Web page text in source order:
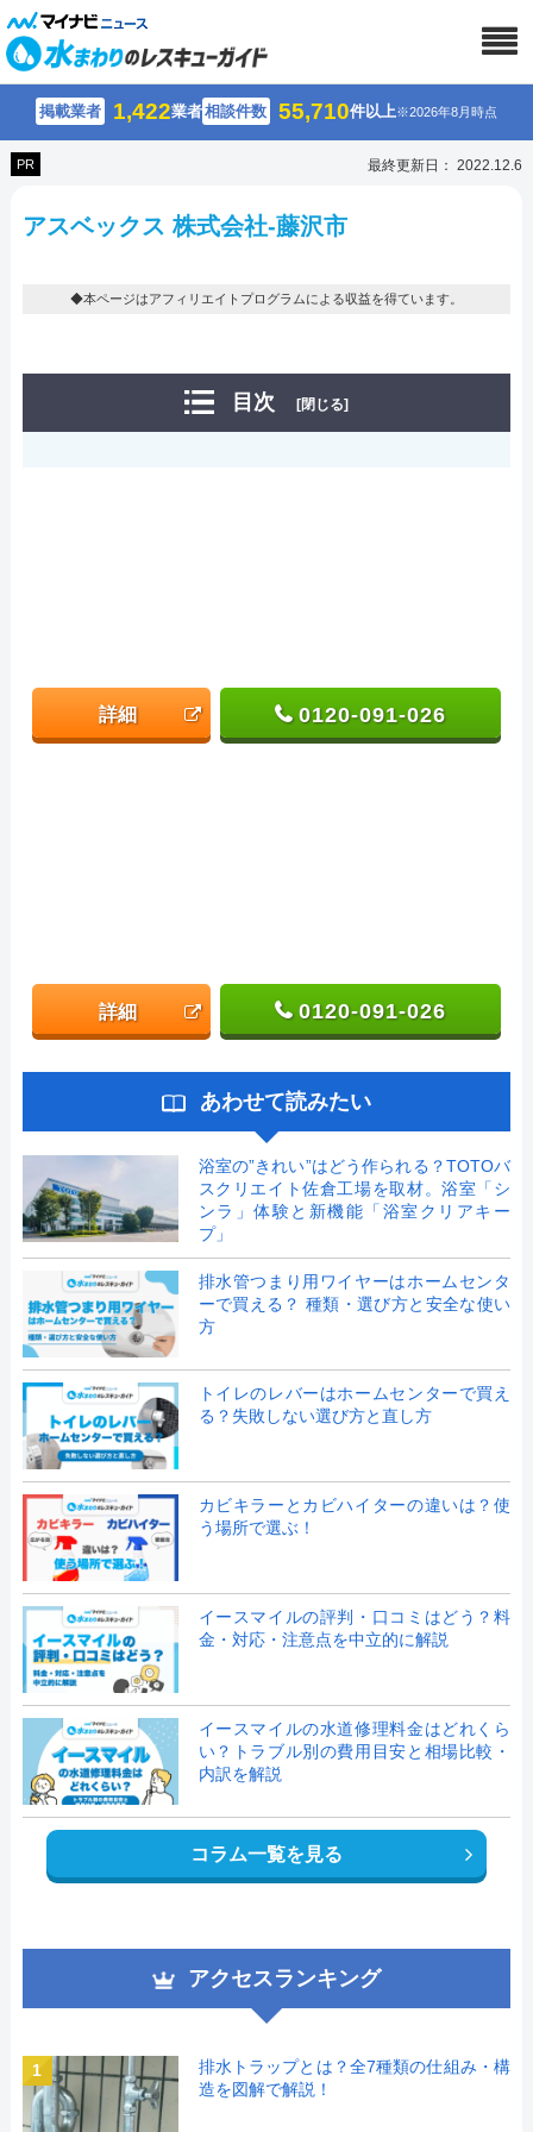
掲載業者 1,422業者相談件数 55,710件以上※2026年8月時点
PR 最終更新日： 2022.12.6
アスベックス 株式会社-藤沢市
◆本ページはアフィリエイトプログラムによる収益を得ています。
目次 [閉じる]
詳細 0120-091-026
詳細 0120-091-026
あわせて読みたい
浴室の”きれい”はどう作られる？TOTOバ
スクリエイト佐倉工場を取材。浴室「シ
ンラ」体験と新機能「浴室クリアキー
プ」
排水管つまり用ワイヤーはホームセンタ
ーで買える？ 種類・選び方と安全な使い
方
トイレのレバーはホームセンターで買え
る？失敗しない選び方と直し方
カビキラーとカビハイターの違いは？使
う場所で選ぶ！
イースマイルの評判・口コミはどう？料
金・対応・注意点を中立的に解説
イースマイルの水道修理料金はどれくら
い？トラブル別の費用目安と相場比較・
内訳を解説
コラム一覧を見る
アクセスランキング
1
排水トラップとは？全7種類の仕組み・構
造を図解で解説！